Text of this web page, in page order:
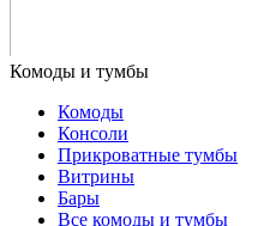
Комоды
Консоли
Прикроватные тумбы
Витрины
Бары